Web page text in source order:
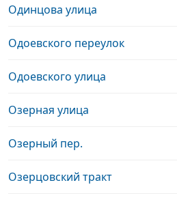
Одинцова улица
Одоевского переулок
Одоевского улица
Озерная улица
Озерный пер.
Озерцовский тракт